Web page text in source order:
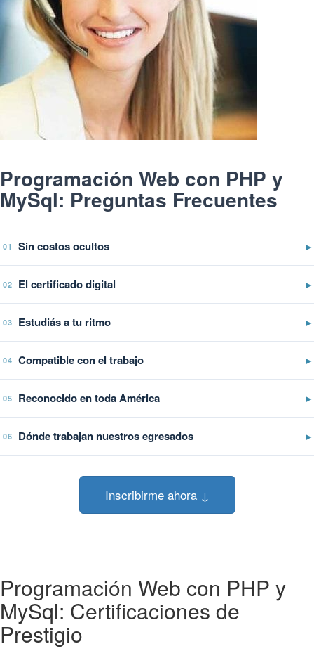
Programación Web con PHP y
MySql: Preguntas Frecuentes
01 Sin costos ocultos ▶
02 El certificado digital ▶
03 Estudiás a tu ritmo ▶
04 Compatible con el trabajo ▶
05 Reconocido en toda América ▶
06 Dónde trabajan nuestros egresados ▶
Inscribirme ahora ↓
Programación Web con PHP y
MySql: Certificaciones de
Prestigio